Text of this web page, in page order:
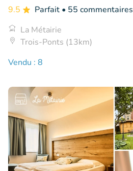
9.5 Parfait • 55 commentaires
La Métairie
Trois-Ponts (13km)
Vendu : 8